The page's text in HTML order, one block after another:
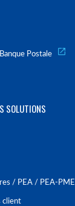
Postale
SOLUTIONS
/ PEA / PEA-PME
client